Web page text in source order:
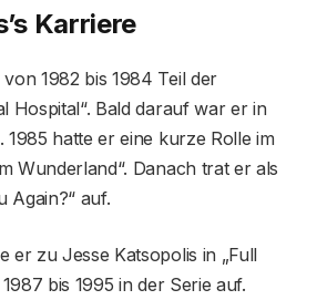
Karriere
1982 bis 1984 Teil der
Hospital“. Bald darauf war er in
1985 hatte er eine kurze Rolle im
Wunderland“. Danach trat er als
Again?“ auf.
er zu Jesse Katsopolis in „Full
bis 1995 in der Serie auf.